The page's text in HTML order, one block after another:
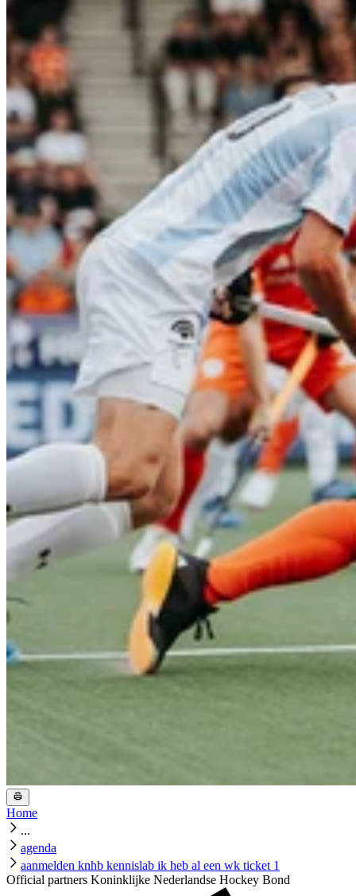
Home
...
agenda
aanmelden knhb kennislab ik heb al een wk ticket 1
Official partners Koninklijke Nederlandse Hockey Bond